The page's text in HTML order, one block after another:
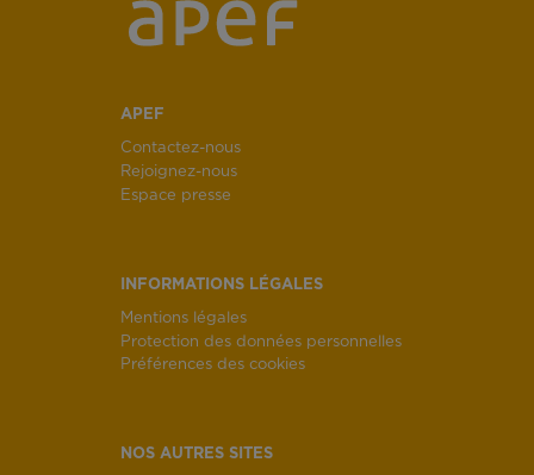
APEF
Contactez-nous
Rejoignez-nous
Espace presse
INFORMATIONS LÉGALES
Mentions légales
Protection des données personnelles
Préférences des cookies
NOS AUTRES SITES